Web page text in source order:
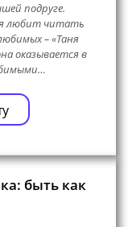
подруге.
любит читать
– «Таня
оказывается в
быть как